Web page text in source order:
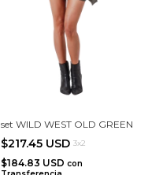
set WILD WEST OLD GREEN
$217.45 USD 3x2
$184.83 USD con